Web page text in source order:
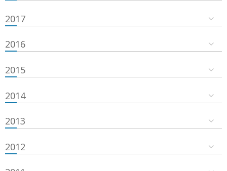
2017
2016
2015
2014
2013
2012